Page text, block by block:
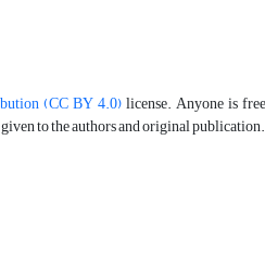
(CC BY 4.0)license. Anyone is
to the authors and original publication.